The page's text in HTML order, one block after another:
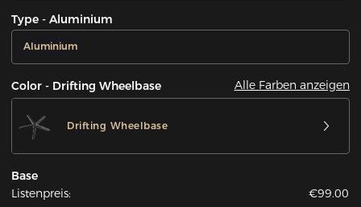
Type - Aluminium
Aluminium
Color - Drifting Wheelbase Alle Farben anzeigen
Drifting Wheelbase
Base
Listenpreis:
€99.00